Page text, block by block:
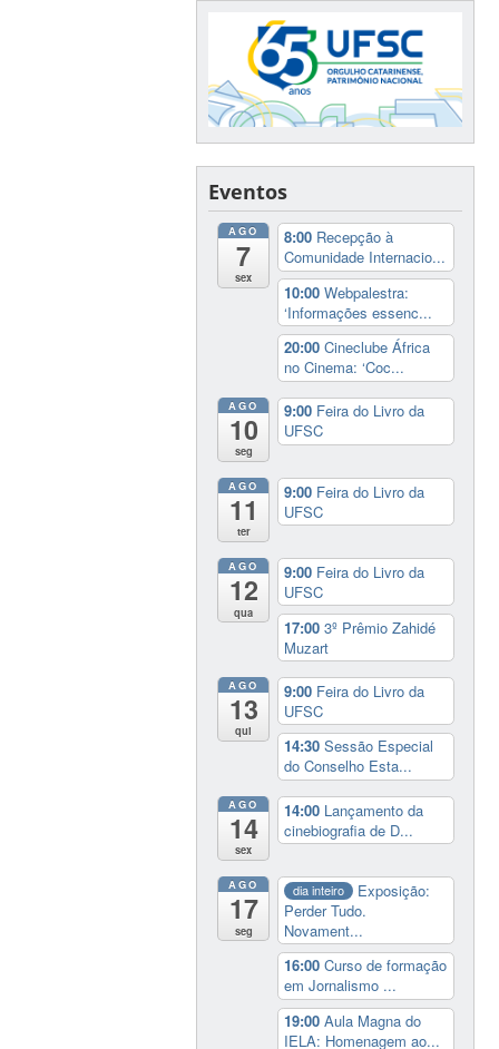
Eventos
AGO
7
sex
8:00 Recepção à
Comunidade Internacio...
10:00Webpalestra:
‘Informações essenc...
20:00Cineclube África
no Cinema: ‘Coc...
AGO
10
seg
9:00 Feira do Livro da
UFSC
AGO
11
ter
9:00 Feira do Livro da
UFSC
AGO
12
qua
9:00 Feira do Livro da
UFSC
17:003º Prêmio Zahidé
Muzart
AGO
13
qui
9:00 Feira do Livro da
UFSC
14:30Sessão Especial
do Conselho Esta...
AGO
14
sex
14:00 Lançamento da
cinebiografia de D...
AGO
17
seg
dia inteiro
Exposição:
Perder Tudo.
Novament...
16:00Curso de formação
em Jornalismo ...
19:00Aula Magna do
IELA: Homenagem ao...